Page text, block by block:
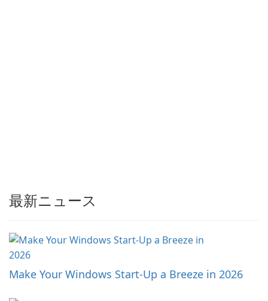
最新ニュース
Make Your Windows Start-Up a Breeze in 2026